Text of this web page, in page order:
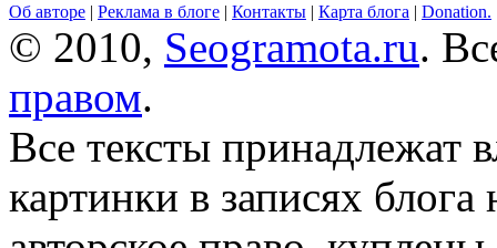
Об авторе | Реклама в блоге | Контакты | Карта блога | Donation.
© 2010, Seogramota.ru.
правом.
Все тексты принадлежат
картинки в записях